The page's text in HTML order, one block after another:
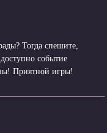
Тогда спешите,
событие
Приятной игры!